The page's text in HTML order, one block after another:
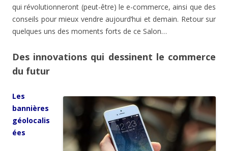
qui révolutionneront (peut-être) le e-commerce, ainsi que des
conseils pour mieux vendre aujourd’hui et demain. Retour sur
quelques uns des moments forts de ce Salon…
Des innovations qui dessinent le commerce
du futur
Les
bannières
géolocalis
ées